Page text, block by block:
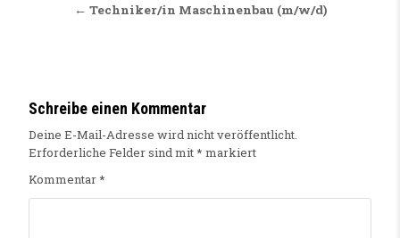
← Techniker/in Maschinenbau (m/w/d)
Schreibe einen Kommentar
Deine E-Mail-Adresse wird nicht veröffentlicht.
Erforderliche Felder sind mit* markiert
Kommentar*